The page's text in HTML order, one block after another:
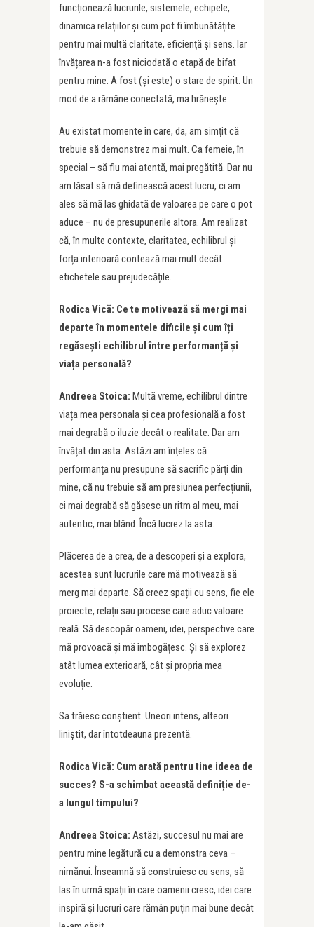
funcționează lucrurile, sistemele, echipele,
dinamica relațiilor și cum pot fi îmbunătățite
pentru mai multă claritate, eficiență și sens. Iar
învățarea n-a fost niciodată o etapă de bifat
pentru mine. A fost (și este) o stare de spirit. Un
mod de a rămâne conectată, ma hrănește.
Au existat momente în care, da, am simțit că
trebuie să demonstrez mai mult. Ca femeie, în
special – să fiu mai atentă, mai pregătită. Dar nu
am lăsat să mă definească acest lucru, ci am
ales să mă las ghidată de valoarea pe care o pot
aduce – nu de presupunerile altora. Am realizat
că, în multe contexte, claritatea, echilibrul și
forța interioară contează mai mult decât
etichetele sau prejudecățile.
Rodica Vică: Ce te motivează să mergi mai
departe în momentele dificile și cum îți
regăsești echilibrul între performanță și
viața personal ă?
Andreea Stoica: Multă vreme, echilibrul dintre
viața mea personala și cea profesională a fost
mai degrabă o iluzie decât o realitate. Dar am
învățat din asta. Astăzi am înțeles că
performanța nu presupune să sacrific părți din
mine, că nu trebuie să am presiunea perfecțiunii,
ci mai degrabă să găsesc un ritm al meu, mai
autentic, mai blând. Încă lucrez la asta.
Plăcerea de a crea, de a descoperi și a explora,
acestea sunt lucrurile care mă motivează să
merg mai departe. Să creez spații cu sens, fie ele
proiecte, relații sau procese care aduc valoare
reală. Să descopăr oameni, idei, perspective care
mă provoacă și mă îmbogățesc. Și să explorez
atât lumea exterioară, cât și propria mea
evoluție.
Sa trăiesc conștient. Uneori intens, alteori
liniștit, dar întotdeauna prezentă.
Rodica Vică: Cum arată pentru tine ideea de
succes? S-a schimbat această definiție de-
a lungul timpului?
Andreea Stoica: Astăzi, succesul nu mai are
pentru mine legătură cu a demonstra ceva –
nimănui. Înseamnă să construiesc cu sens, să
las în urmă spații în care oamenii cresc, idei care
inspiră și lucruri care rămân puțin mai bune decât